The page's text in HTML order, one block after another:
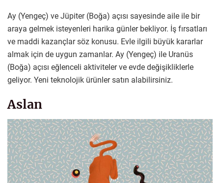
Ay (Yengeç) ve Jüpiter (Boğa) açısı sayesinde aile ile bir
araya gelmek isteyenleri harika günler bekliyor. İş fırsatları
ve maddi kazançlar söz konusu. Evle ilgili büyük kararlar
almak için de uygun zamanlar. Ay (Yengeç) ile Uranüs
(Boğa) açısı eğlenceli aktiviteler ve evde değişikliklerle
geliyor. Yeni teknolojik ürünler satın alabilirsiniz.
Aslan